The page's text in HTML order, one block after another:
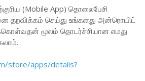
(Mobile App) தொலைபேசி
தறவிக்கம் செய்து உங்களது அன்ரொயிட்
மூலம் தொடர்ச்சியான எமது
store/apps/details?